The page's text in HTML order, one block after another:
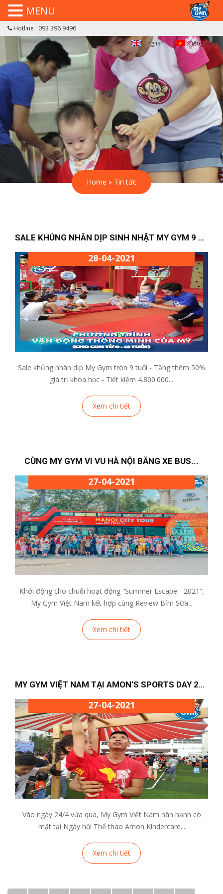
Hotline : 093 396 9496
English
Tiếng Việt
Home » Tin tức
SALE KHỦNG NHÂN DỊP SINH NHẬT MY GYM 9 TUỔI
28-04-2021
Sale khủng nhân dịp My Gym tròn 9 tuổi - Tặng thêm 50%
giá trị khóa học - Tiết kiệm 4.800.000...
Xem chi tiết
CÙNG MY GYM VI VU HÀ NỘI BẰNG XE BUS...
27-04-2021
Khởi động cho chuỗi hoạt động “Summer Escape - 2021”,
My Gym Việt Nam kết hợp cùng Review Bỉm Sữa...
Xem chi tiết
MY GYM VIỆT NAM TẠI AMON’S SPORTS DAY 2021
27-04-2021
Vào ngày 24/4 vừa qua, My Gym Việt Nam hân hạnh có
mặt tại Ngày hội Thể thao Amon Kindercare...
Xem chi tiết
MENU